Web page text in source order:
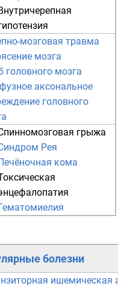
мозговая травма
мозга
головного мозга
аксональное
головного
грыжа
Рея
кома
болезни
ишемическая